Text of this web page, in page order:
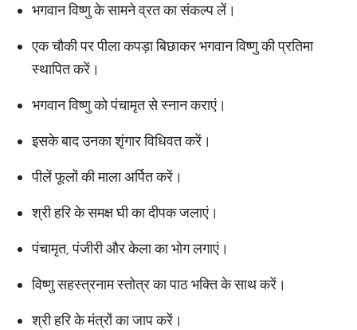
भगवान विष्णु के सामने व्रत का संकल्प लें।
एक चौकी पर पीला कपड़ा बिछाकर भगवान विष्णु की प्रतिमा
स्थापित करें।
भगवान विष्णु को पंचामृत से स्नान कराएं।
इसके बाद उनका शृंगार विधिवत करें।
पीलें फूलों की माला अर्पित करें।
श्री हरि के समक्ष घी का दीपक जलाएं।
पंचामृत, पंजीरी और केला का भोग लगाएं।
विष्णु सहस्त्रनाम स्तोत्र का पाठ भक्ति के साथ करें।
श्री हरि के मंत्रों का जाप करें।